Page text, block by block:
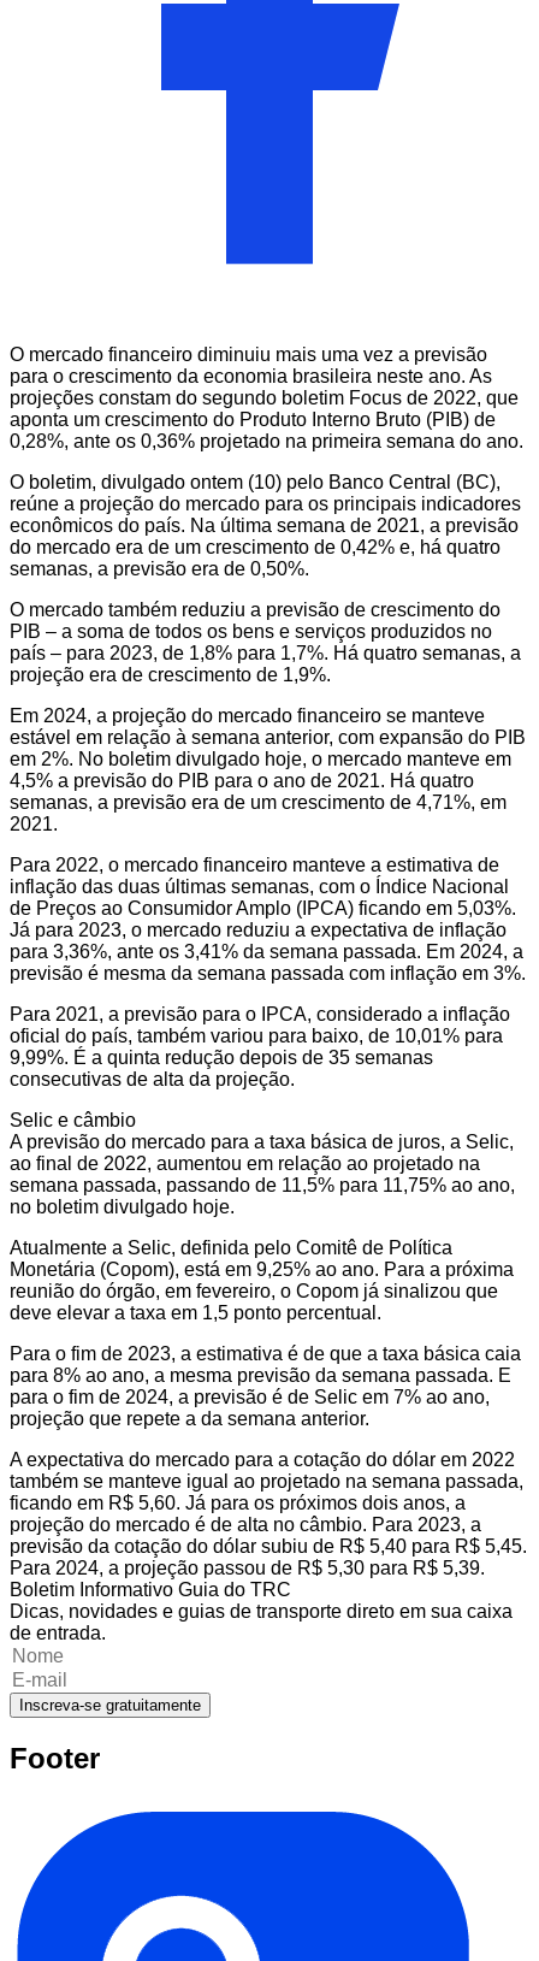
O mercado financeiro diminuiu mais uma vez a previsão
para o crescimento da economia brasileira neste ano. As
projeções constam do segundo boletim Focus de 2022, que
aponta um crescimento do Produto Interno Bruto (PIB) de
0,28%, ante os 0,36% projetado na primeira semana do ano.
O boletim, divulgado ontem (10) pelo Banco Central (BC),
reúne a projeção do mercado para os principais indicadores
econômicos do país. Na última semana de 2021, a previsão
do mercado era de um crescimento de 0,42% e, há quatro
semanas, a previsão era de 0,50%.
O mercado também reduziu a previsão de crescimento do
PIB – a soma de todos os bens e serviços produzidos no
país – para 2023, de 1,8% para 1,7%. Há quatro semanas, a
projeção era de crescimento de 1,9%.
Em 2024, a projeção do mercado financeiro se manteve
estável em relação à semana anterior, com expansão do PIB
em 2%. No boletim divulgado hoje, o mercado manteve em
4,5% a previsão do PIB para o ano de 2021. Há quatro
semanas, a previsão era de um crescimento de 4,71%, em
2021.
Para 2022, o mercado financeiro manteve a estimativa de
inflação das duas últimas semanas, com o Índice Nacional
de Preços ao Consumidor Amplo (IPCA) ficando em 5,03%.
Já para 2023, o mercado reduziu a expectativa de inflação
para 3,36%, ante os 3,41% da semana passada. Em 2024, a
previsão é mesma da semana passada com inflação em 3%.
Para 2021, a previsão para o IPCA, considerado a inflação
oficial do país, também variou para baixo, de 10,01% para
9,99%. É a quinta redução depois de 35 semanas
consecutivas de alta da projeção.
Selic e câmbio
A previsão do mercado para a taxa básica de juros, a Selic,
ao final de 2022, aumentou em relação ao projetado na
semana passada, passando de 11,5% para 11,75% ao ano,
no boletim divulgado hoje.
Atualmente a Selic, definida pelo Comitê de Política
Monetária (Copom), está em 9,25% ao ano. Para a próxima
reunião do órgão, em fevereiro, o Copom já sinalizou que
deve elevar a taxa em 1,5 ponto percentual.
Para o fim de 2023, a estimativa é de que a taxa básica caia
para 8% ao ano, a mesma previsão da semana passada. E
para o fim de 2024, a previsão é de Selic em 7% ao ano,
projeção que repete a da semana anterior.
A expectativa do mercado para a cotação do dólar em 2022
também se manteve igual ao projetado na semana passada,
ficando em R$ 5,60. Já para os próximos dois anos, a
projeção do mercado é de alta no câmbio. Para 2023, a
previsão da cotação do dólar subiu de R$ 5,40 para R$ 5,45.
Para 2024, a projeção passou de R$ 5,30 para R$ 5,39.
Boletim Informativo Guia do TRC
Dicas, novidades e guias de transporte direto em sua caixa
de entrada.
Inscreva-se gratuitamente
Footer